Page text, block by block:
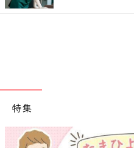
特集